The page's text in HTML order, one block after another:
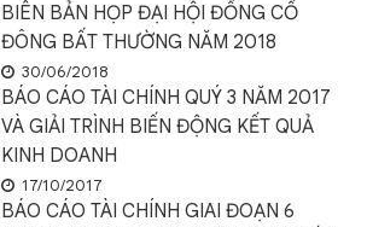
BIÊN BẢN HỌP ĐẠI HỘI ĐỒNG CỔ
ĐÔNG BẤT THƯỜNG NĂM 2018
30/06/2018
BÁO CÁO TÀI CHÍNH QUÝ 3 NĂM 2017
VÀ GIẢI TRÌNH BIẾN ĐỘNG KẾT QUẢ
KINH DOANH
17/10/2017
BÁO CÁO TÀI CHÍNH GIAI ĐOẠN 6